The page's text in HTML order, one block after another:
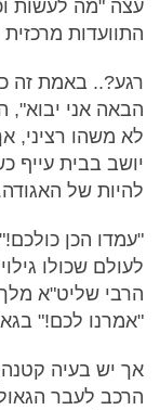
עצה "מה לעשות
התוועדות
רגע?.. באמת זה
הבאה אני
לא משהו רציני,
יושב בבית עייף
להיות של
"עמדו הכן
לעולם שכולו
הרבי שליט"א
"אמרנו לכם!"
אך יש בעיה
הרכב לעבר